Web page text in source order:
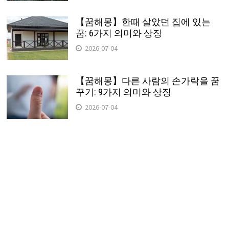
【꿈해몽】한때 살았던 집에 있는
꿈: 6가지 의미와 상징
2026-07-04
【꿈해몽】다른 사람의 손가락을 꿈
꾸기: 9가지 의미와 상징
2026-07-04